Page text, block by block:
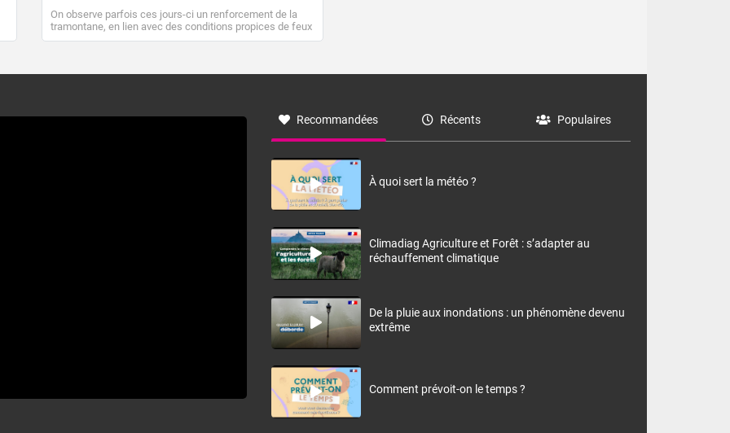
On observe parfois ces jours-ci un renforcement de la
tramontane, en lien avec des conditions propices de feux
de forêt. Mais qu'est-ce que la tramontane ? Quelles sont
à nord-ouest, dans un secteur qui part du Roussillon à la
monts, en allusion aux régions montagneuses d’où
Recommandées Récents Populaires
À quoi sert la météo ?
Climadiag Agriculture et Forêt : s’adapter au
réchauffement climatique
De la pluie aux inondations : un phénomène devenu
extrême
Comment prévoit-on le temps ?